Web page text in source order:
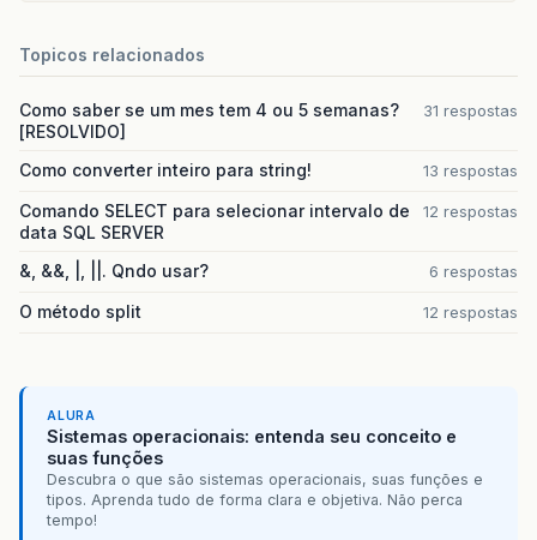
Topicos relacionados
Como saber se um mes tem 4 ou 5 semanas?
[RESOLVIDO]
31 respostas
Como converter inteiro para string! 13 respostas
Comando SELECT para selecionar intervalo de
data SQL SERVER
12 respostas
&, &&, |, ||. Qndo usar? 6 respostas
O método split 12 respostas
ALURA
Sistemas operacionais: entenda seu conceito e
suas funções
Descubra o que são sistemas operacionais, suas funções e
tipos. Aprenda tudo de forma clara e objetiva. Não perca
tempo!